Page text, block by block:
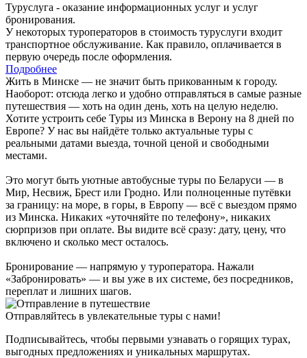
Туруслуга - оказание информационных услуг и услуг
бронирования.
У некоторых туроператоров в стоимость туруслуги входит
транспортное обслуживание. Как правило, оплачивается в
первую очередь после оформления.
Подробнее
Жить в Минске — не значит быть прикованным к городу.
Наоборот: отсюда легко и удобно отправляться в самые разные
путешествия — хоть на один день, хоть на целую неделю.
Хотите устроить себе Туры из Минска в Верону на 8 дней по
Европе? У нас вы найдёте только актуальные туры с
реальными датами выезда, точной ценой и свободными
местами.
Это могут быть уютные автобусные туры по Беларуси — в
Мир, Несвиж, Брест или Гродно. Или полноценные путёвки
за границу: на море, в горы, в Европу — всё с выездом прямо
из Минска. Никаких «уточняйте по телефону», никаких
сюрпризов при оплате. Вы видите всё сразу: дату, цену, что
включено и сколько мест осталось.
Бронирование — напрямую у туроператора. Нажали
«Забронировать» — и вы уже в их системе, без посредников,
переплат и лишних шагов.
Отправляйтесь в увлекательные туры с нами!
Подписывайтесь, чтобы первыми узнавать о горящих турах,
выгодных предложениях и уникальных маршрутах.